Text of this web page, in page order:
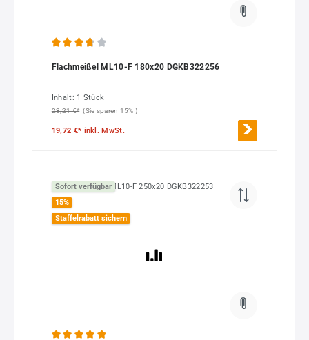
Flachmeißel ML10-F 180x20 DGKB322256
Inhalt: 1 Stück
23,21 €* (Sie sparen 15% )
19,72 €* inkl. MwSt.
Sofort verfügbar
15%
Staffelrabatt sichern